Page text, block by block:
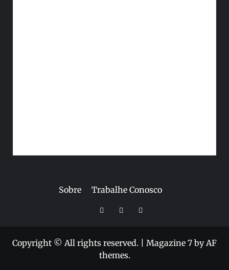
Sobre Trabalhe Conosco
InstagramTwitterLinkedin
Copyright © All rights reserved. Magazine 7 by AF
themes.